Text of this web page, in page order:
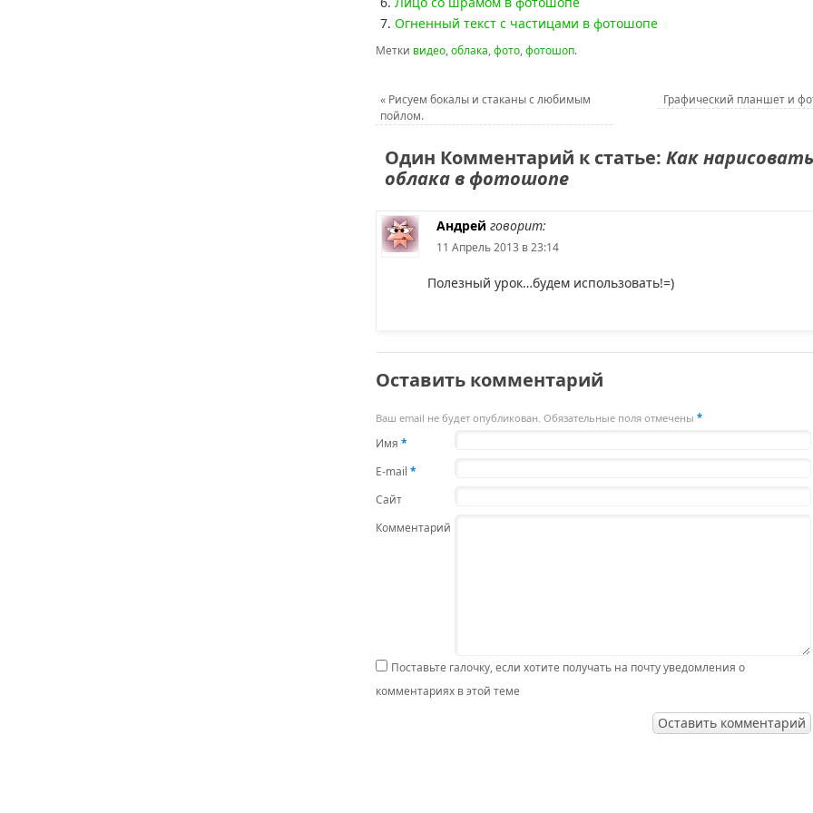
Огненный текст с частицами в фотошопе
Метки видео,облака,фото,фотошоп.
« Рисуем бокалы и стаканы с любимым
пойлом.
Графический планшет и
Один Комментарий к статье: Как нарисовать
облака в фотошопе
Андрей говорит:
11 Апрель 2013 в 23:14
Полезный урок…будем использовать!=)
Оставить комментарий
Ваш email не будет опубликован. Обязательные поля отмечены *
Имя *
E-mail *
Сайт
Комментарий
Поставьте галочку, если хотите получать на почту уведомления о
комментариях в этой теме